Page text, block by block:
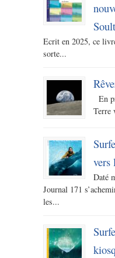
Ecrit en 2025, ce
sorte...
En
Terre
vers
Daté
Journal 171
les...